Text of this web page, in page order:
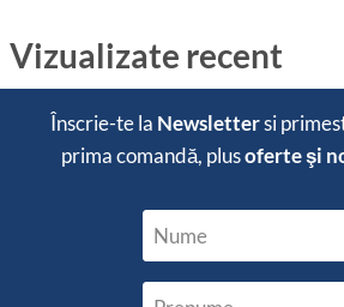
Vizualizate recent
Înscrie-te la Newslettersi
prima comandă, plusoferte şi